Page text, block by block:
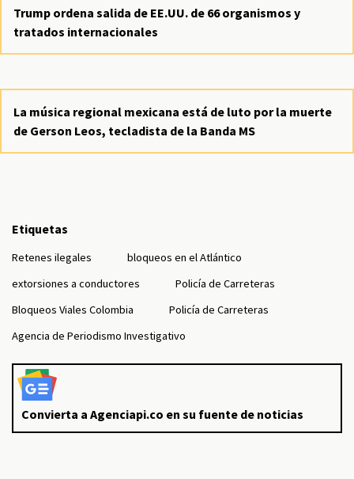
Trump ordena salida de EE.UU. de 66 organismos y
tratados internacionales
La música regional mexicana está de luto por la muerte
de Gerson Leos, tecladista de la Banda MS
Etiquetas
Retenes ilegales
bloqueos en el Atlántico
extorsiones a conductores
Policía de Carreteras
Bloqueos Viales Colombia
Policía de Carreteras
Agencia de Periodismo Investigativo
Convierta a Agenciapi.co en su fuente de noticias